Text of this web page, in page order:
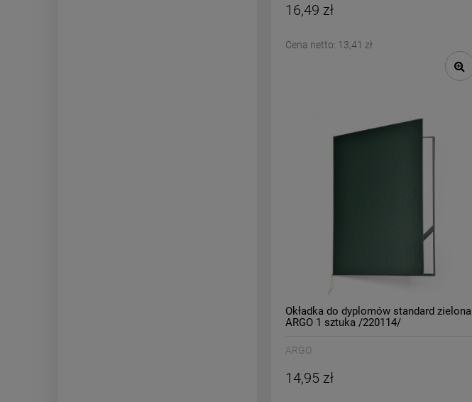
16,49 zł
Cena netto: 13,41 zł
Okładka do dyplomów standard zielona
ARGO 1 sztuka /220114/
ARGO
14,95 zł